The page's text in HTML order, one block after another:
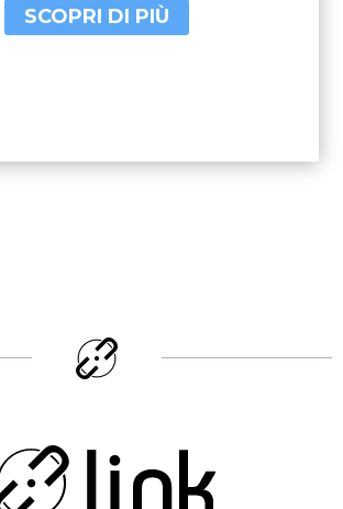
SCOPRI DI PIÙ